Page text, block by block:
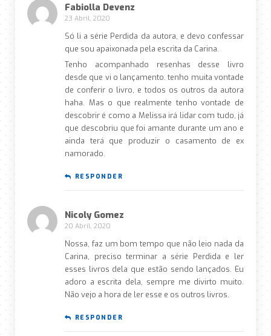
Fabiolla Devenz
23 Abril, 2020
Só li a série Perdida da autora, e devo confessar
que sou apaixonada pela escrita da Carina.
Tenho acompanhado resenhas desse livro
desde que vi o lançamento. tenho muita vontade
de conferir o livro, e todos os outros da autora
haha. Mas o que realmente tenho vontade de
descobrir é como a Melissa irá lidar com tudo, já
que descobriu que foi amante durante um ano e
ainda terá que produzir o casamento de ex
namorado.
RESPONDER
Nicoly Gomez
20 Abril, 2020
Nossa, faz um bom tempo que não leio nada da
Carina, preciso terminar a série Perdida e ler
esses livros dela que estão sendo lançados. Eu
adoro a escrita dela, sempre me divirto muito.
Não vejo a hora de ler esse e os outros livros.
RESPONDER